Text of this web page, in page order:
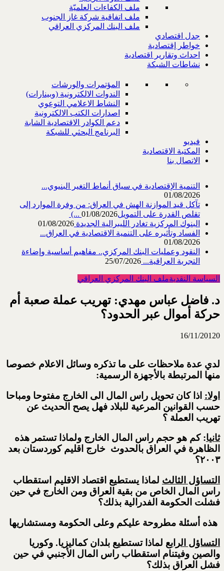
ملف الكفاءات العلميّة
ملف اتفاقية شركة غاز الجنوب
ملف البنك المركزي العراقي
جدل اقتصادي
خواطر إقتصادية
احداث وتقارير اقتصادية
نشاطات الشبكة
المؤتمرات والورشات
الندوات الالكترونية (وبينارات)
النشاط الاعلامي التوعوي
اصدارات الكتب الالكترونية
دعم الكوادر الاقتصادية الشابة
البرنامج البحثي للشبكة
فيديو
المكتبة الاقتصادية
الاتصال بنا
التنمية الإقتصادية في سياق أنماط التغير البنيوي...
01/08/2026
تآكل قيد الموازنة الهش في العراق: من وفرة الموارد إلى
تقلص القدرة على التمويل‎ (...01/08/2026
البنوك المركزية تغادر الليبرالية الجديدة 01/08/2026
الفساد وتأثيره على التنمية الاقتصادية في العراق...
01/08/2026
النقود وعمليات البنك المركزي.. مفاهيم أساسية وإضاءة
التجربة العراقية... 25/07/2026
السياسة النقديةملف البنك المركزي العراقي
د. فاضل عباس مهدي: تهريب عملة صعبة أم
حركة أموال عبر الحدود؟
16/11/20120
لدي عدة ملاحظات على ما تذكره وسائل الاعلام خصوصا
منها المرتبطة بالأجهزة الرسمية:
اولا: اذا كان تحويل راس المال الى الخارج مفتوحا ومباحا
حسب القوانين المرعية للبلاد فهل يصح الحديث عن
تهريب العملة ؟
ثانيا: كم هو حجم راس المال الخارج ولماذا تستمر هذه
الظاهرة في العراق بالحدوث خارج اقليم كوردستان بعد
٢٠٠٣؟
التساؤل الثالث لماذا يستطيع اقتصاد الاقليم استقطاب
راس المال الخاص من بقية العراق ومن الخارج في حين
فشلت الحكومة الفدرالية بذلك؟
هذه أسئلة مطروحة عليكم وعلى الحكومة ومستشاريها
التساؤل الرابع لماذا تستطيع بلدان كماليزيا. وكوريا
والصين وفيتنام استقطاب راس المال الأجنبي في حين
فشل العراق بذلك؟